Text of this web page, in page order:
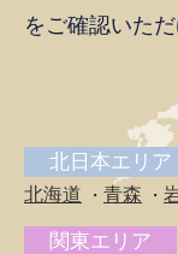
をご確認いただ
北日本エリ
北海道 ・ 青森 ・
関東エリア